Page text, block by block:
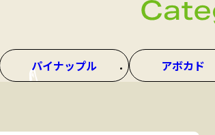
パイナップル アボカド